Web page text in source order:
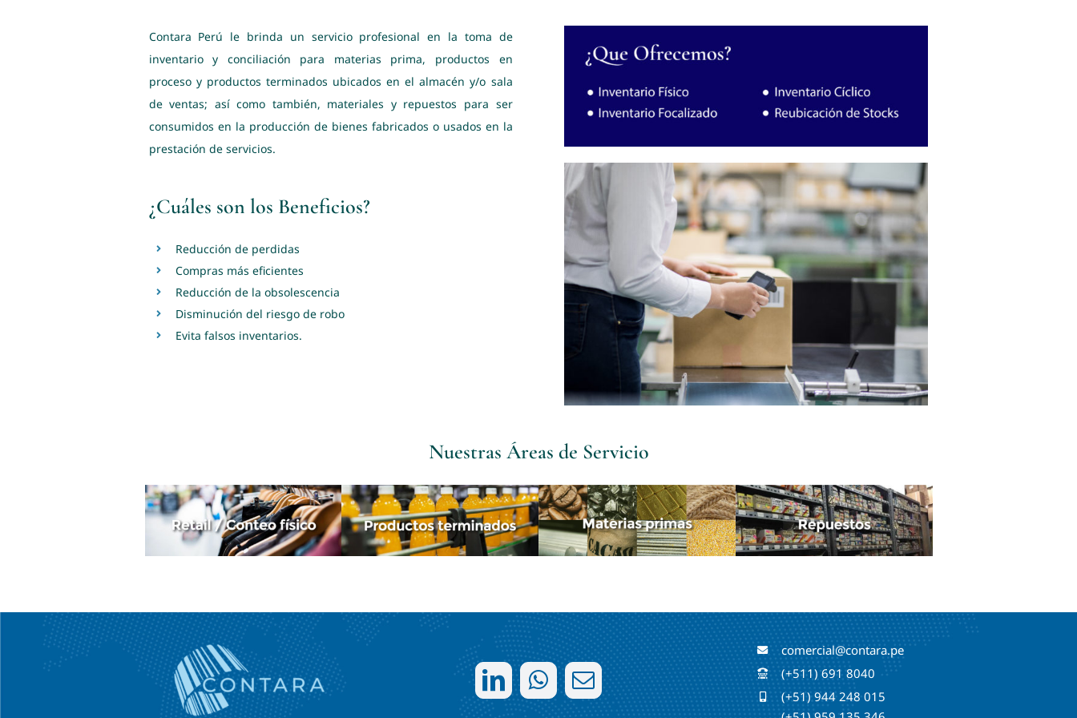
Contara Perú le brinda un servicio profesional en la toma de
inventario y conciliación para materias prima, productos en
proceso y productos terminados ubicados en el almacén y/o sala
de ventas; así como también, materiales y repuestos para ser
consumidos en la producción de bienes fabricados o usados en la
prestación de servicios.
¿Cuáles son los Beneficios?
Reducción de perdidas
Compras más eficientes
Reducción de la obsolescencia
Disminución del riesgo de robo
Evita falsos inventarios.
Nuestras Áreas de Servicio
comercial@contara.pe
(+511) 691 8040
(+51) 944 248 015